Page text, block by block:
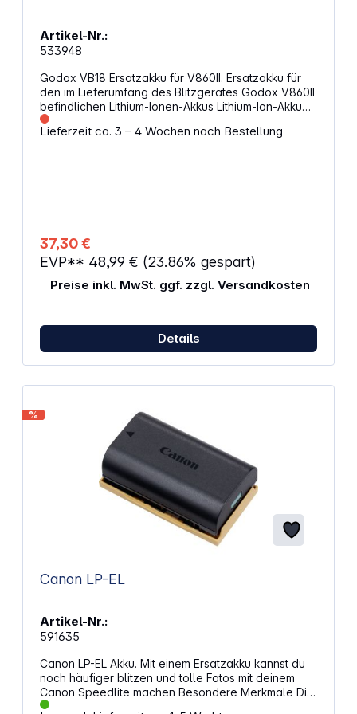
Artikel-Nr.:
533948
Godox VB18 Ersatzakku für V860II. Ersatzakku für
den im Lieferumfang des Blitzgerätes Godox V860II
befindlichen Lithium-Ionen-Akkus Lithium-Ion-Akku
Lieferzeit ca. 3 – 4 Wochen nach Bestellung
37,30 €
EVP** 48,99 € (23.86% gespart)
Preise inkl. MwSt. ggf. zzgl. Versandkosten
Details
%
Canon LP-EL
Artikel-Nr.:
591635
Canon LP-EL Akku. Mit einem Ersatzakku kannst du
noch häufiger blitzen und tolle Fotos mit deinem
Canon Speedlite machen Besondere Merkmale Die
hohe Kapazität von 1.920 mAh ermöglicht Hunderte